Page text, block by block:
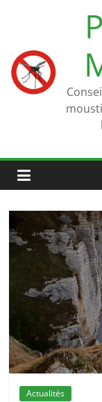
Actualités